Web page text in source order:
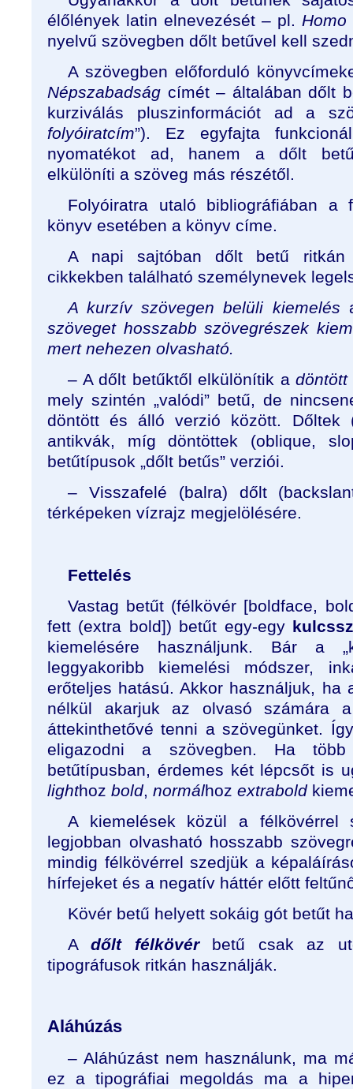
élőlények latin elnevezését – pl.
nyelvű szövegben dőlt betűvel kell
A szövegben előforduló
Népszabadság címét – általában dőlt
kurziválás pluszinformációt ad a
folyóiratcím”). Ez egyfajta
nyomatékot ad, hanem a dőlt
elkülöníti a szöveg más részétől.
Folyóiratra utaló bibliográfiában a
könyv esetében a könyv címe.
A napi sajtóban dőlt betű
cikkekben található személynevek
A kurzív szövegen belüli kiemelés
szöveget hosszabb szövegrészek
mert nehezen olvasható.
– A dőlt betűktől elkülönítik a
mely szintén „valódi” betű, de
döntött és álló verzió között. Dőltek
antikvák, míg döntöttek (oblique,
betűtípusok „dőlt betűs” verziói.
– Visszafelé (balra) dőlt
térképeken vízrajz megjelölésére.
Fettelés
Vastag betűt (félkövér [boldface,
fett (extra bold]) betűt egy-egy
kiemelésére használjunk. Bár a
leggyakoribb kiemelési módszer,
erőteljes hatású. Akkor használjuk, ha
nélkül akarjuk az olvasó számára
áttekinthetővé tenni a szövegünket.
eligazodni a szövegben. Ha
betűtípusban, érdemes két lépcsőt is
lighthoz bold, normálhoz extrabold
A kiemelések közül a félkövérrel
legjobban olvasható hosszabb
mindig félkövérrel szedjük a
hírfejeket és a negatív háttér előtt
Kövér betű helyett sokáig gót betűt
Adőlt félkövérbetű csak az
tipográfusok ritkán használják.
Aláhúzás
– Aláhúzást nem használunk, ma
ez a tipográfiai megoldás ma a